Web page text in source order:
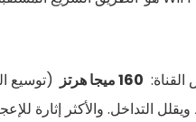
160 ميجا هرتز
(توسيع
التداخل. والأكثر إثارة